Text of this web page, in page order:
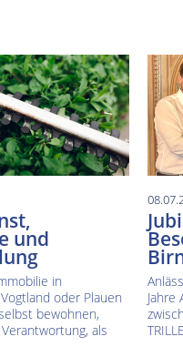
und
in
oder Plauen
bewohnen,
als
Jahre